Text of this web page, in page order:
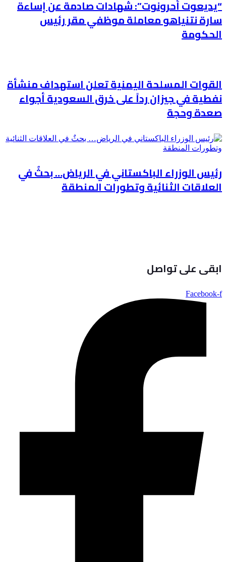
“يديعوت أحرونوت”: شهادات صادمة عن إساءة
سارة نتنياهو معاملة موظفي مقر رئيس
الحكومة
القوات المسلحة اليمنية تعلن استهداف منشأة
نفطية في جيزان رداً على خرق السعودية أجواء
صعدة وحجة
رئيس الوزراء الباكستاني في الرياض… بحثٌ في
العلاقات الثنائية وتطورات المنطقة
ابقى على تواصل
Facebook-f